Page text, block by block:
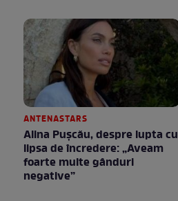
ANTENASTARS
Alina Pușcău, despre lupta cu
lipsa de încredere: „Aveam
foarte multe gânduri
negative”